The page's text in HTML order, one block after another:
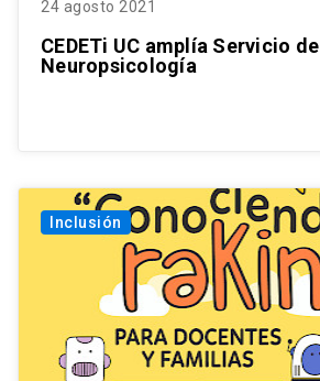
24 agosto 2021
CEDETi UC amplía Servicio de
Neuropsicología
Inclusión